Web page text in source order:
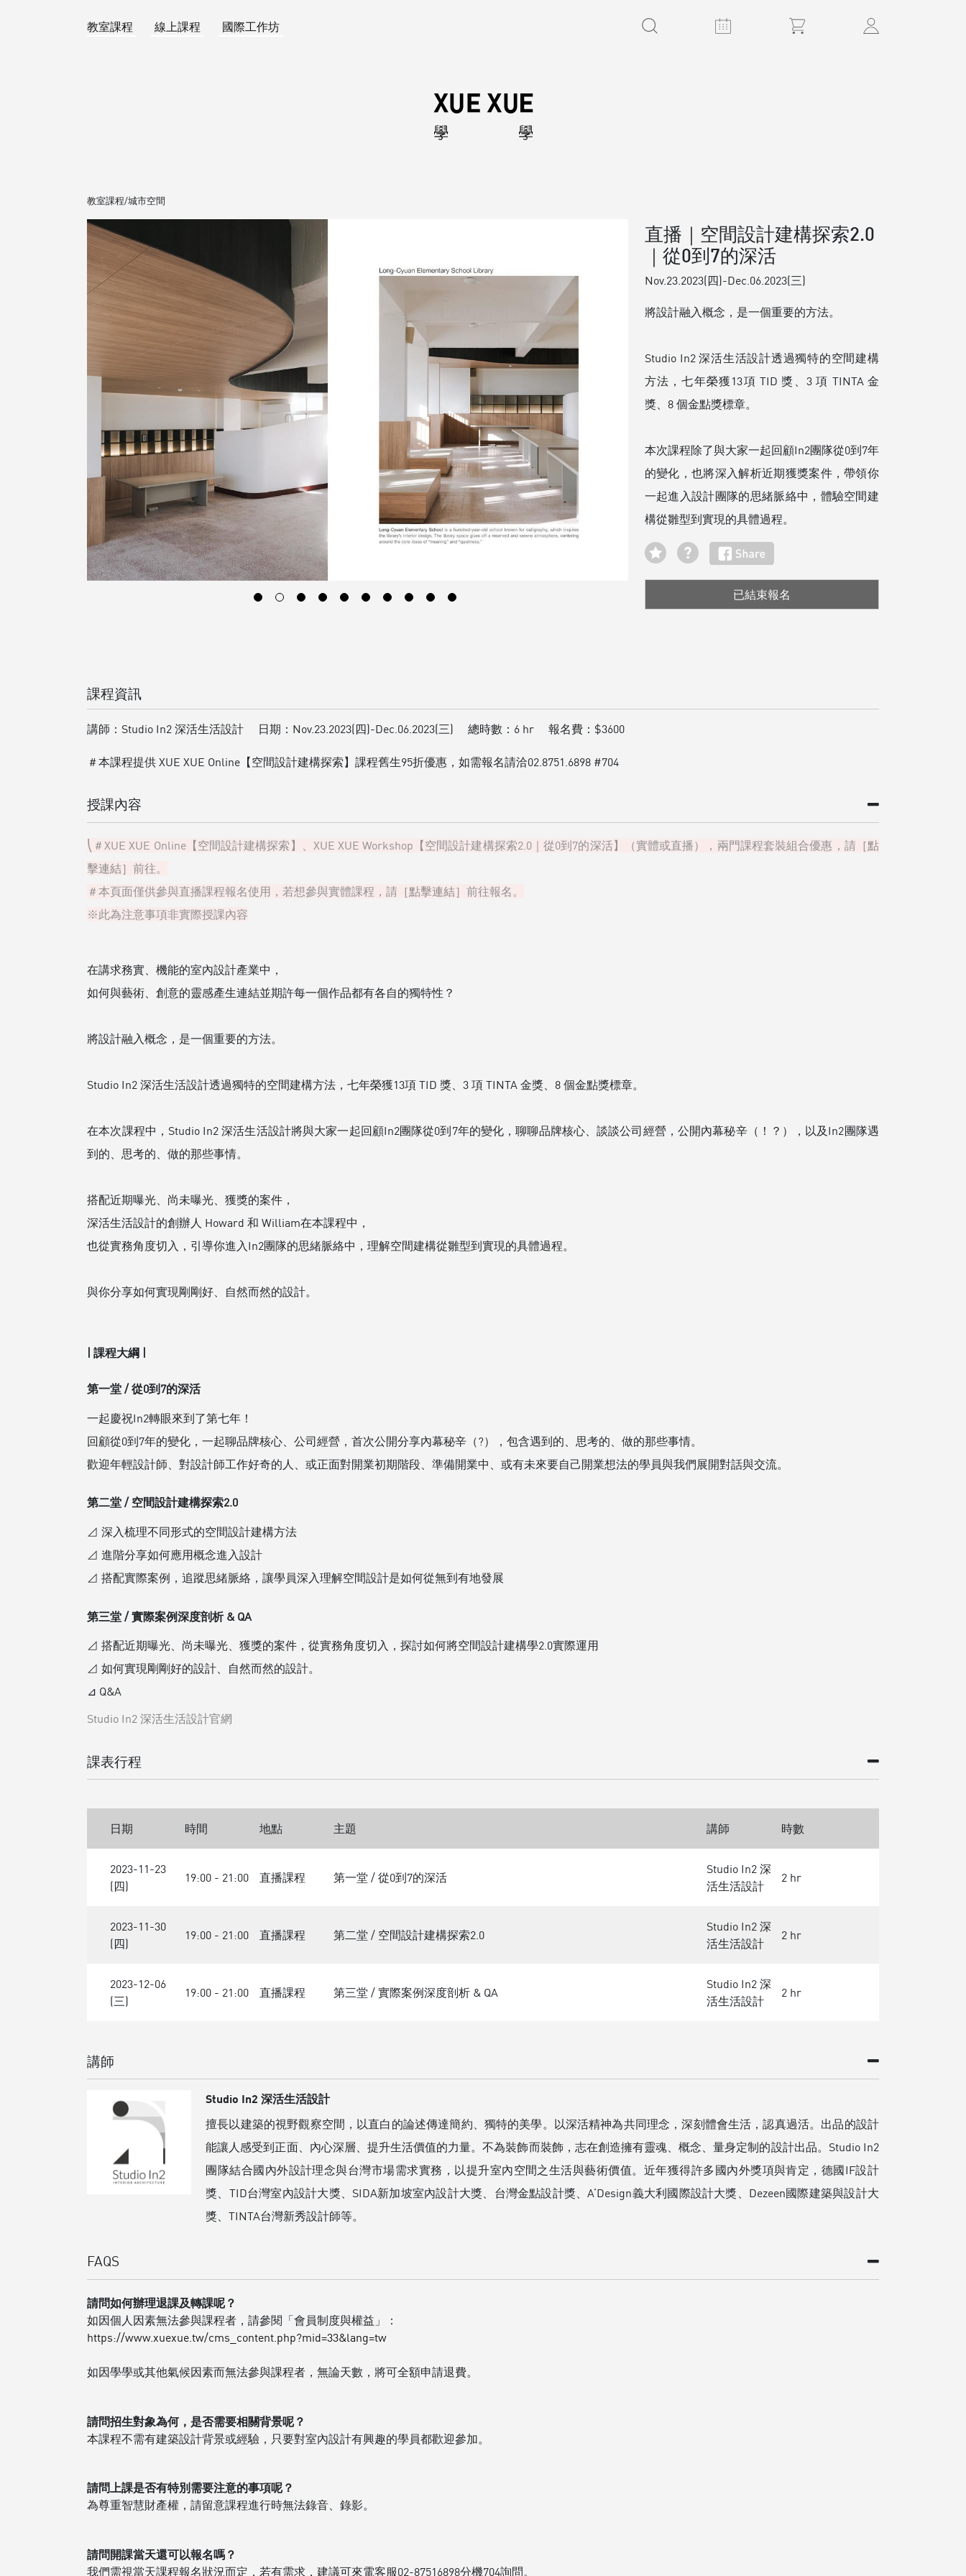
教室課程 線上課程 國際工作坊
教室課程/城市空間
直播｜空間設計建構探索2.0
｜從0到7的深活
Nov.23.2023(四)-Dec.06.2023(三)
將設計融入概念，是一個重要的方法。
Studio In2 深活生活設計透過獨特的空間建構
方法，七年榮獲13項 TID 獎、3 項 TINTA 金
獎、8 個金點獎標章。
本次課程除了與大家一起回顧In2團隊從0到7年
的變化，也將深入解析近期獲獎案件，帶領你
一起進入設計團隊的思緒脈絡中，體驗空間建
構從雛型到實現的具體過程。
已結束報名
課程資訊
講師： Studio In2 深活生活設計 日期： Nov.23.2023(四)-Dec.06.2023(三) 總時數： 6 hr 報名費： $3600
＃本課程提供 XUE XUE Online【空間設計建構探索】課程舊生95折優惠，如需報名請洽02.8751.6898 #704
授課內容
＃XUE XUE Online【空間設計建構探索】、XUE XUE Workshop【空間設計建構探索2.0｜從0到7的深活】（實體或直播），兩門課程套裝組合優惠，請 ［點
擊連結］前往。
＃本頁面僅供參與直播課程報名使用，若想參與實體課程，請 ［點擊連結］前往報名。
在講求務實、機能的室內設計產業中，
如何與藝術、創意的靈感產生連結並期許每一個作品都有各自的獨特性？
將設計融入概念，是一個重要的方法。
Studio In2 深活生活設計透過獨特的空間建構方法，七年榮獲13項 TID 獎、3 項 TINTA 金獎、8 個金點獎標章。
在本次課程中，Studio In2 深活生活設計將與大家一起回顧In2團隊從0到7年的變化，聊聊品牌核心、談談公司經營，公開內幕秘辛（！？），以及In2團隊遇
到的、思考的、做的那些事情。
搭配近期曝光、尚未曝光、獲獎的案件，
深活生活設計的創辦人 Howard 和 William在本課程中，
也從實務角度切入，引導你進入In2團隊的思緒脈絡中，理解空間建構從雛型到實現的具體過程。
與你分享如何實現剛剛好、自然而然的設計。
| 課程大綱 |
第一堂 / 從0到7的深活
一起慶祝In2轉眼來到了第七年！
回顧從0到7年的變化，一起聊品牌核心、公司經營，首次公開分享內幕秘辛（?），包含遇到的、思考的、做的那些事情。
歡迎年輕設計師、對設計師工作好奇的人、或正面對開業初期階段、準備開業中、或有未來要自己開業想法的學員與我們展開對話與交流。
第二堂 / 空間設計建構探索2.0
⊿ 深入梳理不同形式的空間設計建構方法
⊿ 進階分享如何應用概念進入設計
⊿ 搭配實際案例，追蹤思緒脈絡，讓學員深入理解空間設計是如何從無到有地發展
第三堂 / 實際案例深度剖析 & QA
⊿ 搭配近期曝光、尚未曝光、獲獎的案件，從實務角度切入，探討如何將空間設計建構學2.0實際運用
⊿ 如何實現剛剛好的設計、自然而然的設計。
⊿ Q&A
Studio In2 深活生活設計官網
課表行程
日期 時間 地點 主題 講師 時數
2023-11-23
(四)
19:00 - 21:00 直播課程 第一堂 / 從0到7的深活
Studio In2 深
活生活設計
2 hr
2023-11-30
(四)
19:00 - 21:00 直播課程 第二堂 / 空間設計建構探索2.0
Studio In2 深
活生活設計
2 hr
2023-12-06
(三)
19:00 - 21:00 直播課程 第三堂 / 實際案例深度剖析 & QA
Studio In2 深
活生活設計
2 hr
講師
Studio In2 深活生活設計
擅長以建築的視野觀察空間，以直白的論述傳達簡約、獨特的美學。以深活精神為共同理念，深刻體會生活，認真過活。出品的設計
能讓人感受到正面、內心深層、提升生活價值的力量。不為裝飾而裝飾，志在創造擁有靈魂、概念、量身定制的設計出品。Studio In2
團隊結合國內外設計理念與台灣市場需求實務，以提升室內空間之生活與藝術價值。近年獲得許多國內外獎項與肯定，德國IF設計
獎、TID台灣室內設計大獎、SIDA新加坡室內設計大獎、台灣金點設計獎、A’Design義大利國際設計大獎、Dezeen國際建築與設計大
獎、TINTA台灣新秀設計師等。
FAQS
請問如何辦理退課及轉課呢？
如因個人因素無法參與課程者，請參閱「會員制度與權益」：
https://www.xuexue.tw/cms_content.php?mid=33&lang=tw
如因學學或其他氣候因素而無法參與課程者，無論天數，將可全額申請退費。
請問招生對象為何，是否需要相關背景呢？
本課程不需有建築設計背景或經驗，只要對室內設計有興趣的學員都歡迎參加。
請問上課是否有特別需要注意的事項呢？
為尊重智慧財產權，請留意課程進行時無法錄音、錄影。
請問開課當天還可以報名嗎？
我們需視當天課程報名狀況而定，若有需求，建議可來電客服02-87516898分機704詢問。